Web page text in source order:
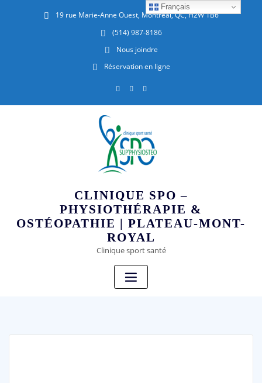
19 rue Marie-Anne Ouest, Montréal, QC, H2W 1B6
(514) 987-8186
Nous joindre
Réservation en ligne
CLINIQUE SPO –
PHYSIOTHÉRAPIE &
OSTÉOPATHIE | PLATEAU-MONT-
ROYAL
Clinique sport santé
Français